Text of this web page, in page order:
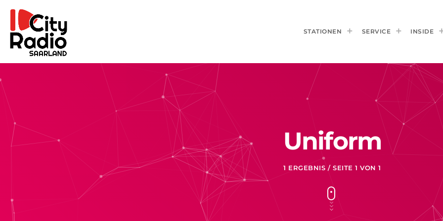
STATIONEN SERVICE INSIDE
Uniform
1 ERGEBNIS / SEITE 1 VON 1